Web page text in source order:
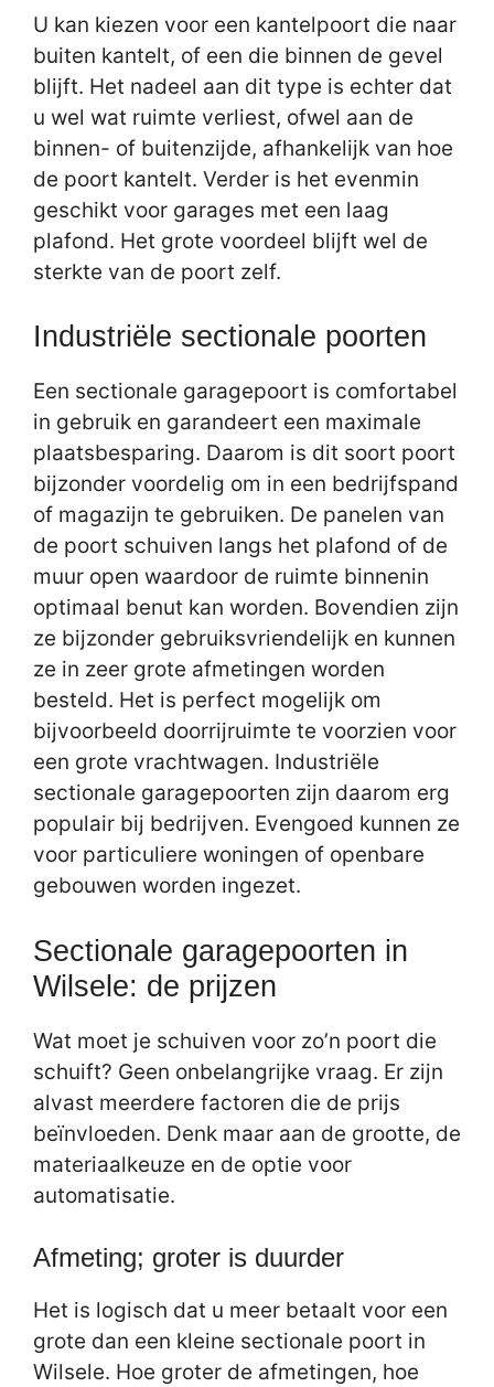
U kan kiezen voor een kantelpoort die naar
buiten kantelt, of een die binnen de gevel
blijft. Het nadeel aan dit type is echter dat
u wel wat ruimte verliest, ofwel aan de
binnen- of buitenzijde, afhankelijk van hoe
de poort kantelt. Verder is het evenmin
geschikt voor garages met een laag
plafond. Het grote voordeel blijft wel de
sterkte van de poort zelf.
Industriële sectionale poorten
Een sectionale garagepoort is comfortabel
in gebruik en garandeert een maximale
plaatsbesparing. Daarom is dit soort poort
bijzonder voordelig om in een bedrijfspand
of magazijn te gebruiken. De panelen van
de poort schuiven langs het plafond of de
muur open waardoor de ruimte binnenin
optimaal benut kan worden. Bovendien zijn
ze bijzonder gebruiksvriendelijk en kunnen
ze in zeer grote afmetingen worden
besteld. Het is perfect mogelijk om
bijvoorbeeld doorrijruimte te voorzien voor
een grote vrachtwagen. Industriële
sectionale garagepoorten zijn daarom erg
populair bij bedrijven. Evengoed kunnen ze
voor particuliere woningen of openbare
gebouwen worden ingezet.
Sectionale garagepoorten in
Wilsele: de prijzen
Wat moet je schuiven voor zo’n poort die
schuift? Geen onbelangrijke vraag. Er zijn
alvast meerdere factoren die de prijs
beïnvloeden. Denk maar aan de grootte, de
materiaalkeuze en de optie voor
automatisatie.
Afmeting; groter is duurder
Het is logisch dat u meer betaalt voor een
grote dan een kleine sectionale poort in
Wilsele. Hoe groter de afmetingen, hoe